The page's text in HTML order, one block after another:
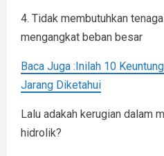
4. Tidak membutuhkan
mengangkat beban besar
Baca Juga :Inilah 10
Jarang Diketahui
Lalu adakah kerugian dalam
hidrolik?